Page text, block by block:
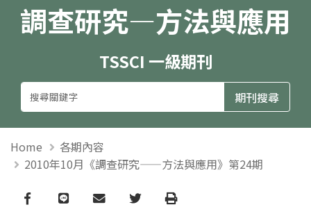
調查研究—方法與應用
TSSCI 一級期刊
Home
各期內容
2010年10月《調查研究——方法與應用》第24期
Facebook
line email TwitterPrint